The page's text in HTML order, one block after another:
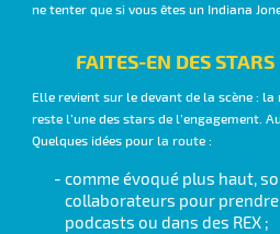
ne tenter que si vous êtes un Indiana
FAITES-EN DES STARS
Elle revient sur le devant de la scène :
reste l’une des stars de l’engagement.
Quelques idées pour la route :
comme évoqué plus haut,
collaborateurs pour
podcasts ou dans des REX ;